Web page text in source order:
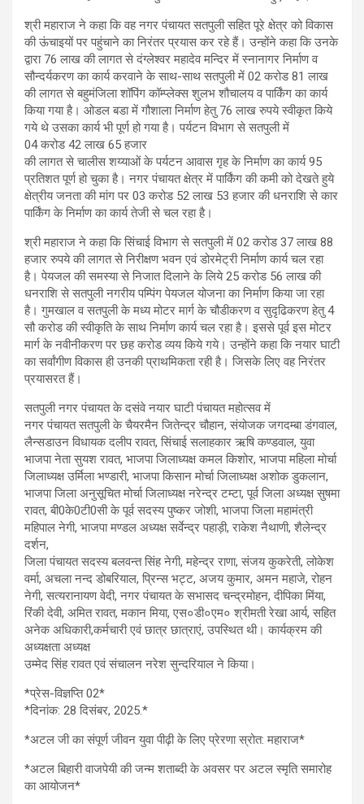
श्री महाराज ने कहा कि वह नगर पंचायत सतपुली सहित पूरे क्षेत्र को विकास
की ऊंचाइयों पर पहुंचाने का निरंतर प्रयास कर रहे हैं। उन्होंने कहा कि उनके
द्वारा 76 लाख की लागत से दंग्लेश्वर महादेव मन्दिर में स्नानागर निर्माण व
सौन्दर्यकरण का कार्य करवाने के साथ-साथ सतपुली में 02 करोड 81 लाख
की लागत से बहुमंजिला शॉपिंग कॉम्प्लेक्स शुलभ शौचालय व पार्किंग का कार्य
किया गया है। ओडल बडा में गौशाला निर्माण हेतु 76 लाख रुपये स्वीकृत किये
गये थे उसका कार्य भी पूर्ण हो गया है। पर्यटन विभाग से सतपुली में
04 करोड 42 लाख 65 हजार
की लागत से चालीस शय्याओं के पर्यटन आवास गृह के निर्माण का कार्य 95
प्रतिशत पूर्ण हो चुका है। नगर पंचायत क्षेत्र में पार्किंग की कमी को देखते हुये
क्षेत्रीय जनता की मांग पर 03 करोड 52 लाख 53 हजार की धनराशि से कार
पार्किंग के निर्माण का कार्य तेजी से चल रहा है।
श्री महाराज ने कहा कि सिंचाई विभाग से सतपुली में 02 करोड 37 लाख 88
हजार रुपये की लागत से निरीक्षण भवन एवं डोरमेट्री निर्माण कार्य चल रहा
है। पेयजल की समस्या से निजात दिलाने के लिये 25 करोड 56 लाख की
धनराशि से सतपुली नगरीय पम्पिंग पेयजल योजना का निर्माण किया जा रहा
है। गुमखाल व सतपुली के मध्य मोटर मार्ग के चौडीकरण व सुदृढिकरण हेतु 4
सौ करोड की स्वीकृति के साथ निर्माण कार्य चल रहा है। इससे पूर्व इस मोटर
मार्ग के नवीनीकरण पर छह करोड व्यय किये गये। उन्होंने कहा कि नयार घाटी
का सर्वांगीण विकास ही उनकी प्राथमिकता रही है। जिसके लिए वह निरंतर
प्रयासरत हैं।
सतपुली नगर पंचायत के दसंवे नयार घाटी पंचायत महोत्सव में
नगर पंचायत सतपुली के चैयरमैन जितेन्द्र चौहान, संयोजक जगदम्बा डंगवाल,
लैन्सडाउन विधायक दलीप रावत, सिंचाई सलाहकार ऋषि कण्डवाल, युवा
भाजपा नेता सुयश रावत, भाजपा जिलाध्यक्ष कमल किशोर, भाजपा महिला मोर्चा
जिलाध्यक्ष उर्मिला भण्डारी, भाजपा किसान मोर्चा जिलाध्यक्ष अशोक डुकलान,
भाजपा जिला अनुसूचित मोर्चा जिलाध्यक्ष नरेन्द्र टम्टा, पूर्व जिला अध्यक्ष सुषमा
रावत, बी0के0टी0सी के पूर्व सदस्य पुष्कर जोशी, भाजपा जिला महामंत्री
महिपाल नेगी, भाजपा मण्डल अध्यक्ष सर्वेन्द्र पहाड़ी, राकेश नैथाणी, शैलेन्द्र
दर्शन,
जिला पंचायत सदस्य बलवन्त सिंह नेगी, महेन्द्र राणा, संजय कुकरेती, लोकेश
वर्मा, अचला नन्द डोबरियाल, प्रिन्स भट्ट, अजय कुमार, अमन महाजे, रोहन
नेगी, सत्यरानायण वेदी, नगर पंचायत के सभासद चन्द्रमोहन, दीपिका मिंया,
रिंकी देवी, अमित रावत, मकान मिया, एस०डी०एम० श्रीमती रेखा आर्य, सहित
अनेक अधिकारी,कर्मचारी एवं छात्र छात्राएं, उपस्थित थी। कार्यक्रम की
अध्यक्षता अध्यक्ष
उम्मेद सिंह रावत एवं संचालन नरेश सुन्दरियाल ने किया।
*प्रेस-विज्ञप्ति 02*
*दिनांक: 28 दिसंबर, 2025.*
*अटल जी का संपूर्ण जीवन युवा पीढ़ी के लिए प्रेरणा स्रोत: महाराज*
*अटल बिहारी वाजपेयी की जन्म शताब्दी के अवसर पर अटल स्मृति समारोह
का आयोजन*